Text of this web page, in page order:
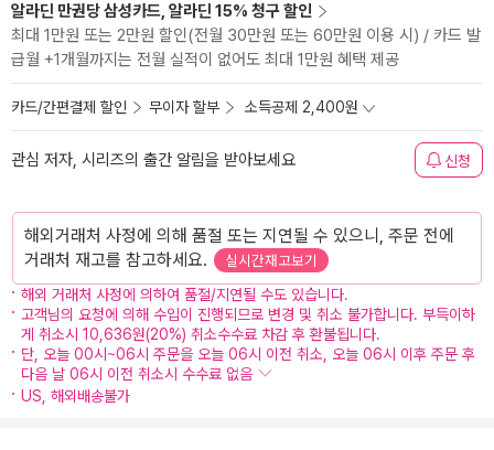
알라딘 만권당 삼성카드, 알라딘 15% 청구 할인
최대 1만원 또는 2만원 할인(전월 30만원 또는 60만원 이용 시) / 카드 발
급월 +1개월까지는 전월 실적이 없어도 최대 1만원 혜택 제공
카드/간편결제 할인 무이자 할부 소득공제 2,400원
관심 저자, 시리즈의 출간 알림을 받아보세요 신청
해외거래처 사정에 의해 품절 또는 지연될 수 있으니, 주문 전에
거래처 재고를 참고하세요.
실시간재고보기
해외 거래처 사정에 의하여 품절/지연될 수도 있습니다.
고객님의 요청에 의해 수입이 진행되므로 변경 및 취소 불가합니다. 부득이하
게 취소시 10,636원(20%) 취소수수료 차감 후 환불됩니다.
단, 오늘 00시~06시 주문을 오늘 06시 이전 취소, 오늘 06시 이후 주문 후
다음 날 06시 이전 취소시 수수료 없음
US, 해외배송불가